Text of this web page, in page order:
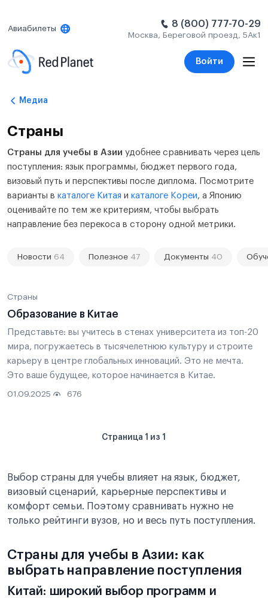
Авиабилеты 8 (800) 777-70-29
Москва, Береговой проезд, 5Ак1
Войти
Медиа
Страны
Страны для учебы в Азии удобнее сравнивать через цель
поступления: язык программы, бюджет первого года,
визовый путь и перспективы после диплома. Посмотрите
варианты в каталоге Китая и каталоге Кореи, а Японию
оценивайте по тем же критериям, чтобы выбрать
направление без перекоса в сторону одной метрики.
Новости 64 Полезное 47 Документы 40
Страны
Образование в Китае
Представьте: вы учитесь в стенах университета из топ-20
мира, погружаетесь в тысячелетнюю культуру и строите
карьеру в центре глобальных инноваций. Это не мечта.
Это ваше будущее, которое начинается в Китае.
01.09.2025 676
Страница 1 из 1
Выбор страны для учебы влияет на язык, бюджет,
визовый сценарий, карьерные перспективы и
комфорт семьи. Поэтому сравнивать нужно не
только рейтинги вузов, но и весь путь поступления.
Страны для учебы в Азии: как
выбрать направление поступления
Китай: широкий выбор программ и